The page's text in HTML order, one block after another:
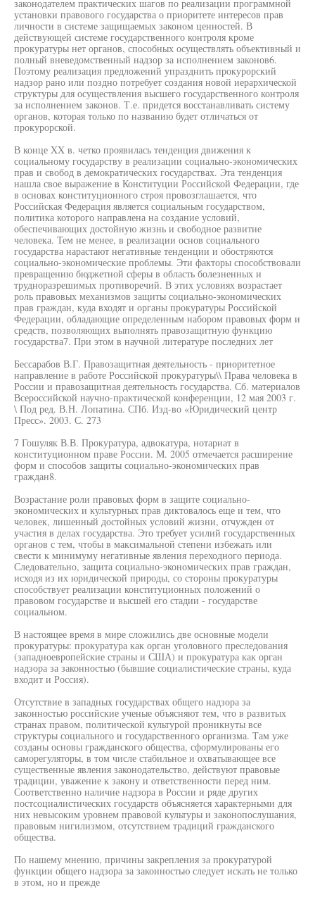
законодателем практических шагов по реализации программной
установки правового государства о приоритете интересов прав
личности в системе защищаемых законом ценностей. В
действующей системе государственного контроля кроме
прокуратуры нет органов, способных осуществлять объективный и
полный вневедомственный надзор за исполнением законов6.
Поэтому реализация предложений упразднить прокурорский
надзор рано или поздно потребует создания новой иерархической
структуры для осуществления высшего государственного контроля
за исполнением законов. Т.е. придется восстанавливать систему
органов, которая только по названию будет отличаться от
прокурорской.
В конце XX в. четко проявилась тенденция движения к
социальному государству в реализации социально-экономических
прав и свобод в демократических государствах. Эта тенденция
нашла свое выражение в Конституции Российской Федерации, где
в основах конституционного строя провозглашается, что
Российская Федерация является социальным государством,
политика которого направлена на создание условий,
обеспечивающих достойную жизнь и свободное развитие
человека. Тем не менее, в реализации основ социального
государства нарастают негативные тенденции и обостряются
социально-экономические проблемы. Эти факторы способствовали
превращению бюджетной сферы в область болезненных и
трудноразрешимых противоречий. В этих условиях возрастает
роль правовых механизмов защиты социально-экономических
прав граждан, куда входят и органы прокуратуры Российской
Федерации, обладающие определенным набором правовых форм и
средств, позволяющих выполнять правозащитную функцию
государства7. При этом в научной литературе последних лет
Бессарабов В.Г. Правозащитная деятельность - приоритетное
направление в работе Российской прокуратуры\\ Права человека в
России и правозащитная деятельность государства. Сб. материалов
Всероссийской научно-практической конференции, 12 мая 2003 г.
\ Под ред. В.Н. Лопатина. СПб. Изд-во «Юридический центр
Пресс». 2003. С. 273
7 Гошуляк В.В. Прокуратура, адвокатура, нотариат в
конституционном праве России. М. 2005 отмечается расширение
форм и способов защиты социально-экономических прав
граждан8.
Возрастание роли правовых форм в защите социально-
экономических и культурных прав диктовалось еще и тем, что
человек, лишенный достойных условий жизни, отчужден от
участия в делах государства. Это требует усилий государственных
органов с тем, чтобы в максимальной степени избежать или
свести к минимуму негативные явления переходного периода.
Следовательно, защита социально-экономических прав граждан,
исходя из их юридической природы, со стороны прокуратуры
способствует реализации конституционных положений о
правовом государстве и высшей его стадии - государстве
социальном.
В настоящее время в мире сложились две основные модели
прокуратуры: прокуратура как орган уголовного преследования
(западноевропейские страны и США) и прокуратура как орган
надзора за законностью (бывшие социалистические страны, куда
входит и Россия).
Отсутствие в западных государствах общего надзора за
законностью российские ученые объясняют тем, что в развитых
странах правом, политической культурой проникнуты все
структуры социального и государственного организма. Там уже
созданы основы гражданского общества, сформулированы его
саморегуляторы, в том числе стабильное и охватывающее все
существенные явления законодательство, действуют правовые
традиции, уважение к закону и ответственности перед ним.
Соответственно наличие надзора в России и ряде других
постсоциалистических государств объясняется характерными для
них невысоким уровнем правовой культуры и законопослушания,
правовым нигилизмом, отсутствием традиций гражданского
общества.
По нашему мнению, причины закрепления за прокуратурой
функции общего надзора за законностью следует искать не только
в этом, но и прежде